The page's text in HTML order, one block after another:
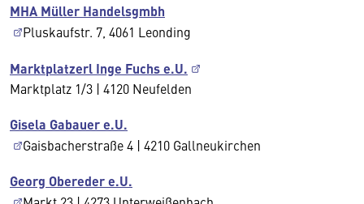
MHA Müller Handelsgmbh
Pluskaufstr. 7, 4061 Leonding
Marktplatzerl Inge Fuchs e.U.
Marktplatz 1/3 | 4120 Neufelden
Gisela Gabauer e.U.
Gaisbacherstraße 4 | 4210 Gallneukirchen
Georg Obereder e.U.